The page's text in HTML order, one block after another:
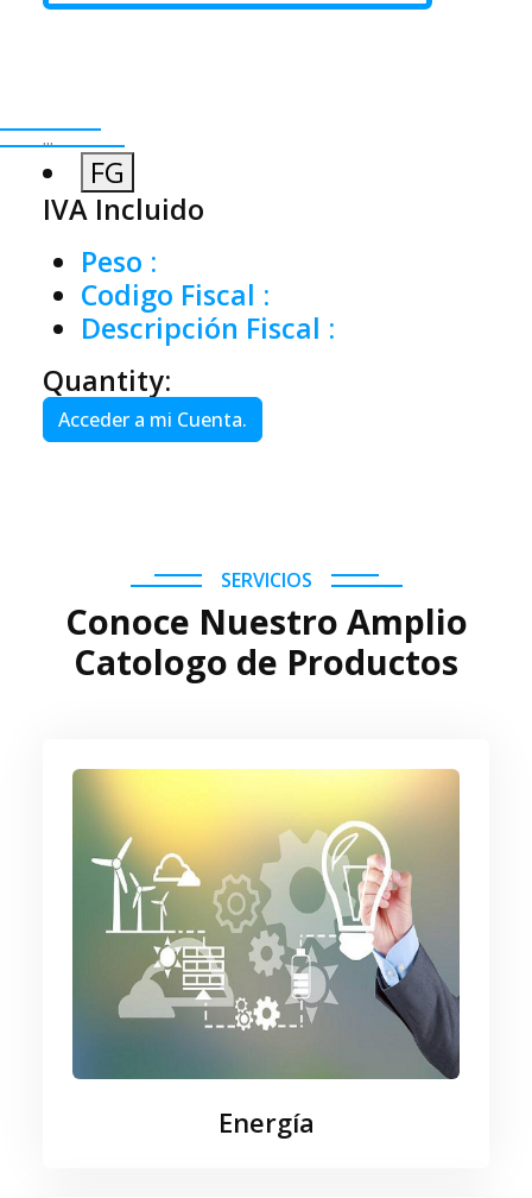
...
FG
IVA Incluido
Peso :
Codigo Fiscal :
Descripción Fiscal :
Quantity:
Acceder a mi Cuenta.
SERVICIOS
Conoce Nuestro Amplio
Catologo de Productos
Energía